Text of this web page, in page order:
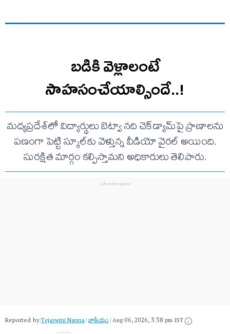
బడికి వెళ్లాలంటే
సాహసంచేయాల్సిందే..!
మధ్యప్రదేశ్‌లో విద్యార్థులు బెట్వా నది చెక్‌డ్యామ్‌పై ప్రాణాలను
పణంగా పెట్టి స్కూల్‌కు వెళ్తున్న వీడియో వైరల్ అయింది.
సురక్షిత మార్గం కల్పిస్తామని అధికారులు తెలిపారు.
Reported by:Tejaswini Nanna|జాతీయం|Aug 06, 2026, 3:38 pm IST